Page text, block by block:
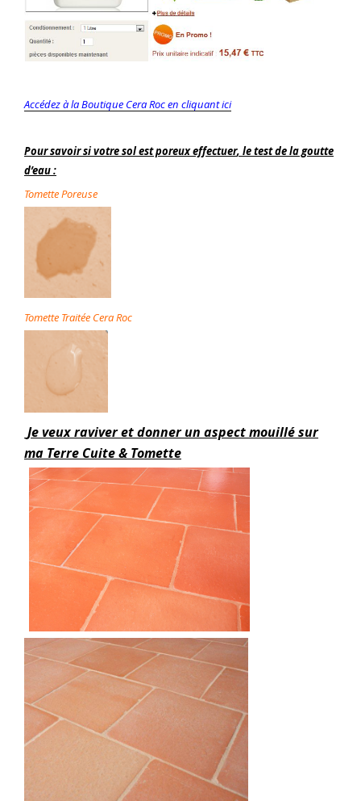
Accédez à la Boutique Cera Roc en cliquant ici
Pour savoir si votre sol est poreux effectuer, le testde la goutte
d’eau:
TomettePoreuse
Tomette Traitée Cera Roc
Je veux raviver et donner un aspect mouillé sur
ma Terre Cuite & Tomette